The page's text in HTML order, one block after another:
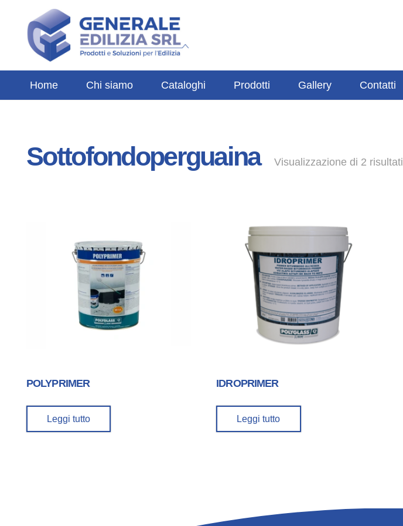
Home Chi siamo Cataloghi Prodotti Gallery Contatti
Sottofondoperguaina Visualizzazione di 2 risultati
POLYPRIMER
Leggi tutto
IDROPRIMER
Leggi tutto